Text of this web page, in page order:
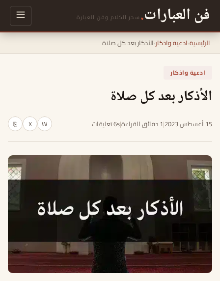
فن العبارات. سحر الكلام وفن العبارة
الرئيسية›ادعية واذكار›الأذكار بعد كل صلاة
ادعية واذكار
الأذكار بعد كل صلاة
15 أغسطس 2023 |1 دقائق للقراءة |6s تعليقات W
X
⎘